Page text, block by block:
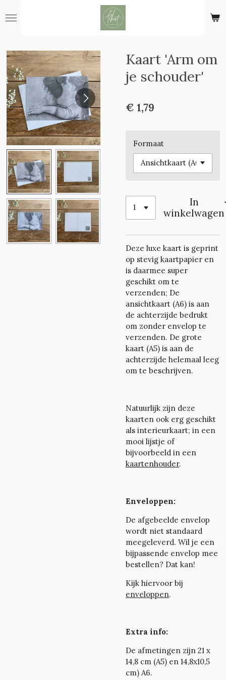
direct
hoofdinhoud
Kaart 'Arm om
je schouder'
€ 1,79
Formaat
In
winkelwagen
Deze luxe kaart is geprint
op stevig kaartpapier en
is daarmee super
geschikt om te
verzenden; De
ansichtkaart (A6) is aan
de achterzijde bedrukt
om zonder envelop te
verzenden. De grote
kaart (A5) is aan de
achterzijde helemaal leeg
om te beschrijven.
Natuurlijk zijn deze
kaarten ook erg geschikt
als interieurkaart; in een
mooi lijstje of
bijvoorbeeld in een
kaartenhouder.
Enveloppen:
De afgebeelde envelop
wordt niet standaard
meegeleverd. Wil je een
bijpassende envelop mee
bestellen? Dat kan!
Kijk hiervoor bij
enveloppen.
Extra info:
De afmetingen zijn 21 x
14,8 cm (A5) en 14,8x10,5
cm) A6.